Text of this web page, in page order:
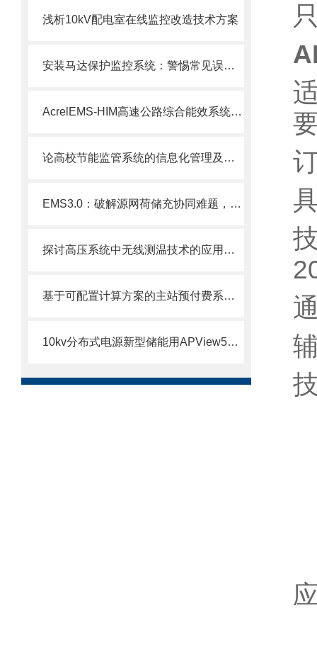
浅析10kV配电室在线监控改造技术方案
安装马达保护监控系统：警惕常见误区与风险
AcrelEMS-HIM高速公路综合能效系统在广西大凭高速公路项目的应用
论高校节能监管系统的信息化管理及相关平台应用
EMS3.0：破解源网荷储充协同难题，打造零碳园区智慧能源基石
探讨高压系统中无线测温技术的应用场合
基于可配置计算方案的主站预付费系统的设计及应用
10kv分布式电源新型储能用APView500系列电能质量在线监测装置